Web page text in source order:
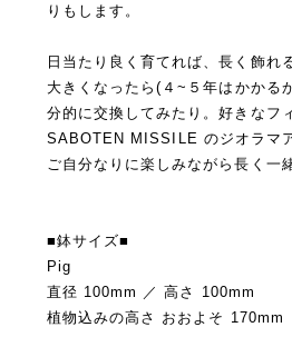
りもします。
日当たり良く育てれば、長く飾れ
大きくなったら(４~５年はかかる
分的に交換してみたり。好きなフ
SABOTEN MISSILE のジオラマ
ご自分なりに楽しみながら長く一
■鉢サイズ■
Pig
直径 100mm ／ 高さ 100mm
植物込みの高さ おおよそ 170mm